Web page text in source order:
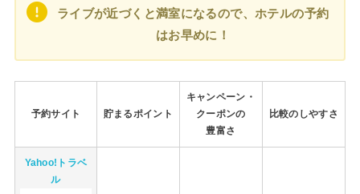
ライブが近づくと満室になるので、ホテルの予約
はお早めに！
予約サイト 貯まるポイント
キャンペーン・
クーポンの
豊富さ
比較のしやすさ
Yahoo!トラベ
ル